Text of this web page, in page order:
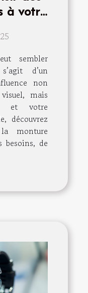
à votre
sembler
d’un
non
mais
et votre
découvrez
monture
de